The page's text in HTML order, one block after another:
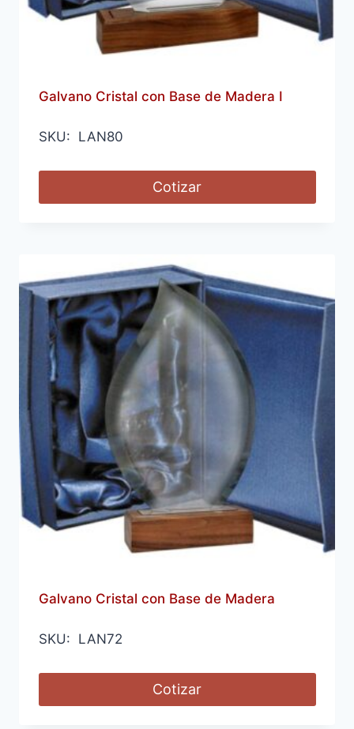
Galvano Cristal con Base de Madera I
SKU: LAN80
Cotizar
Galvano Cristal con Base de Madera
SKU: LAN72
Cotizar